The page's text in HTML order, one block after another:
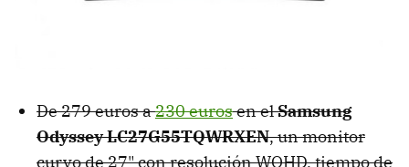
De 279 euros a230 eurosen elSamsung
Odyssey LC27G55TQWRXEN, un monitor
curvo de 27" con resolución WQHD, tiempo de